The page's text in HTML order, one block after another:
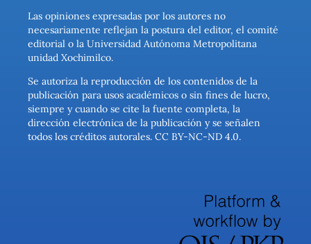
Las opiniones expresadas por los autores no
necesariamente reflejan la postura del editor, el comité
editorial o la Universidad Autónoma Metropolitana
unidad Xochimilco.
Se autoriza la reproducción de los contenidos de la
publicación para usos académicos o sin fines de lucro,
siempre y cuando se cite la fuente completa, la
dirección electrónica de la publicación y se señalen
todos los créditos autorales. CC BY-NC-ND 4.0.